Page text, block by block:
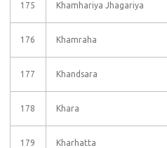
175 Khamhariya Jhagariya
176 Khamraha
177 Khandsara
178 Khara
179 Kharhatta